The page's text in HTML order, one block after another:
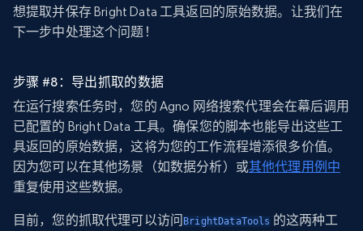
想提取并保存 Bright Data 工具返回的原始数据。让我们在
下一步中处理这个问题！
步骤 #8：导出抓取的数据
在运行搜索任务时，您的 Agno 网络搜索代理会在幕后调用
已配置的 Bright Data 工具。确保您的脚本也能导出这些工
具返回的原始数据，这将为您的工作流程增添很多价值。
因为您可以在其他场景（如数据分析）或其他代理用例中
重复使用这些数据。
目前，您的抓取代理可以访问BrightDataTools 的这两种工